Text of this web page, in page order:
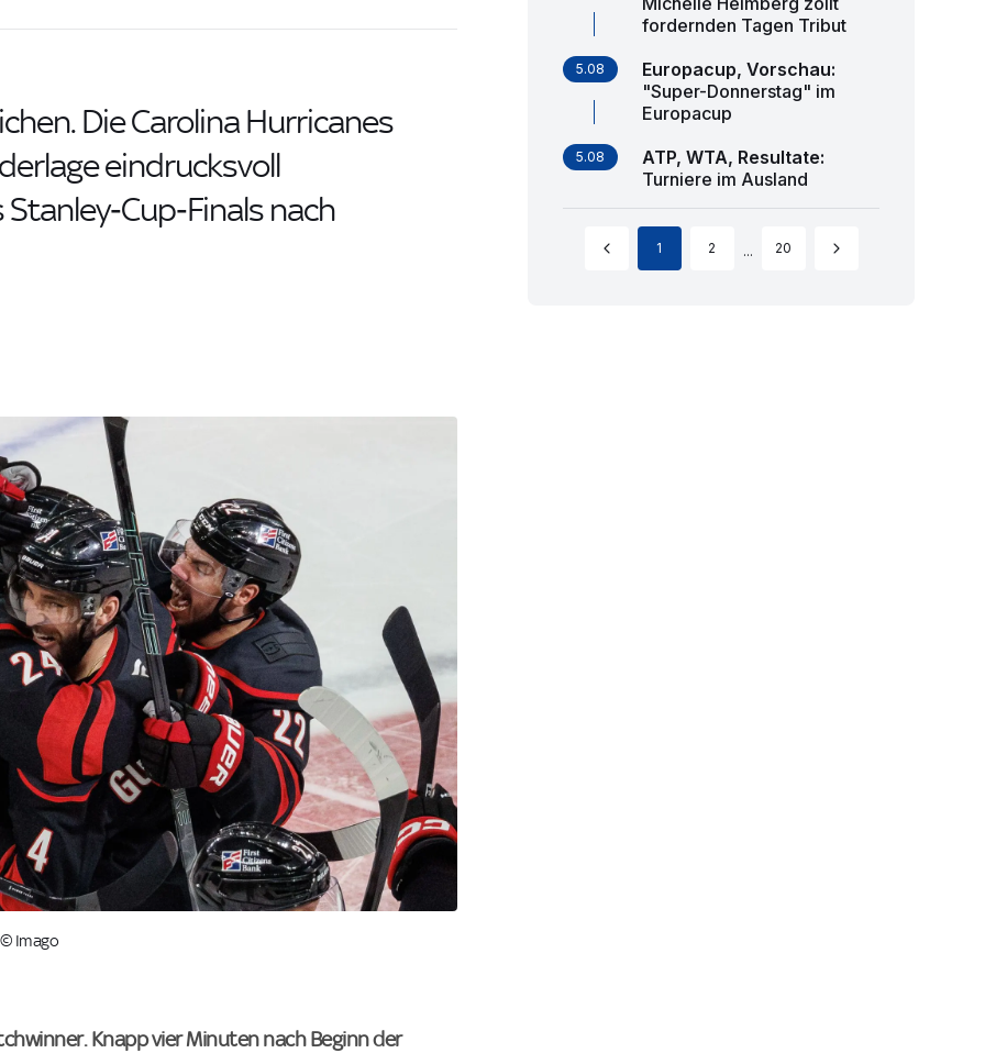
Die Carolina Hurricanes
eindrucksvoll
nach
© Imago
Knapp vier Minuten nach Beginn der
fordernden Tagen Tribut
5.08 Europacup, Vorschau:
"Super-Donnerstag" im
Europacup
5.08 ATP, WTA, Resultate:
Turniere im Ausland
1 2 ... 20